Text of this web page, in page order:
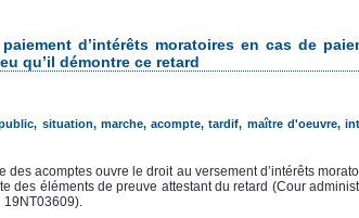
d’intérêts moratoires en cas de
qu’il démontre ce retard
, situation, marche, acompte,tardif, maître d'oeuvre,
des acomptes ouvre le droit au versement d’intérêts
des éléments de preuve attestant du retard (Cour
19NT03609).